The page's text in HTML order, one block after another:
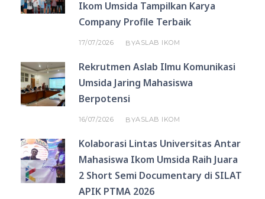
Ikom Umsida Tampilkan Karya
Company Profile Terbaik
17/07/2026 BYASLAB IKOM
Rekrutmen Aslab Ilmu Komunikasi
Umsida Jaring Mahasiswa
Berpotensi
16/07/2026 BYASLAB IKOM
Kolaborasi Lintas Universitas Antar
Mahasiswa Ikom Umsida Raih Juara
2 Short Semi Documentary di SILAT
APIK PTMA 2026